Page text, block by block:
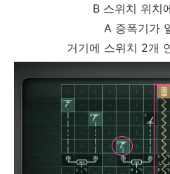
B 스위치 위치
A 증폭기가
거기에 스위치 2개